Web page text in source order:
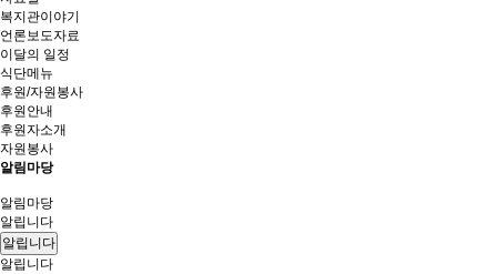
복지관이야기
언론보도자료
이달의 일정
식단메뉴
후원/자원봉사
후원안내
후원자소개
자원봉사
알림마당
알림마당
알립니다
알립니다
알립니다